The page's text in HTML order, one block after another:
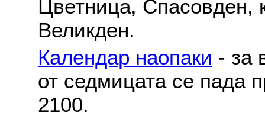
Цветница, Спасовден,
Великден.
Календар наопаки - за
от седмицата се пада
2100.